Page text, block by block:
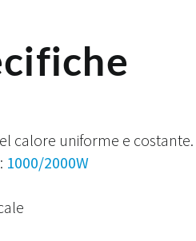
calore uniforme e costante.
1000/2000W